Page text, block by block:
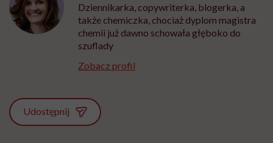
Dziennikarka, copywriterka, blogerka, a
także chemiczka, chociaż dyplom magistra
chemii już dawno schowała głęboko do
szuflady
Zobacz profil
Udostępnij